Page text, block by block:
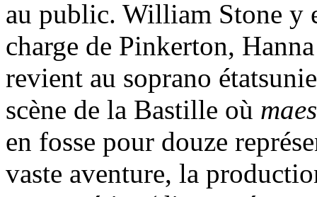
au public. William Stone y
charge de Pinkerton,
revient au soprano
scène de la Bastille où
en fosse pour douze
vaste aventure, la